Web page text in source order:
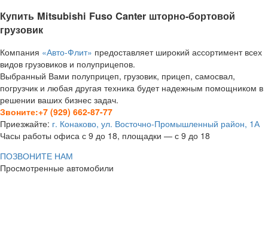
Купить Mitsubishi Fuso Canter шторно-бортовой
грузовик
Компания «Авто-Флит» предоставляет широкий ассортимент всех
видов грузовиков и полуприцепов.
Выбранный Вами полуприцеп, грузовик, прицеп, самосвал,
погрузчик и любая другая техника будет надежным помощником в
решении ваших бизнес задач.
Звоните:+7 (929) 662-87-77
Приезжайте: г. Конаково, ул. Восточно-Промышленный район, 1А
Часы работы офиса с 9 до 18, площадки — с 9 до 18
ПОЗВОНИТЕ НАМ
Просмотренные автомобили